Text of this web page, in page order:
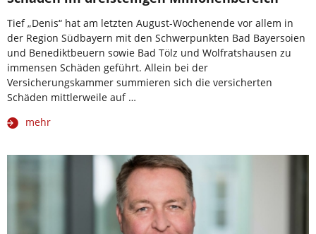
Tief „Denis“ hat am letzten August-Wochenende vor allem in
der Region Südbayern mit den Schwerpunkten Bad Bayersoien
und Benediktbeuern sowie Bad Tölz und Wolfratshausen zu
immensen Schäden geführt. Allein bei der
Versicherungskammer summieren sich die versicherten
Schäden mittlerweile auf …
mehr